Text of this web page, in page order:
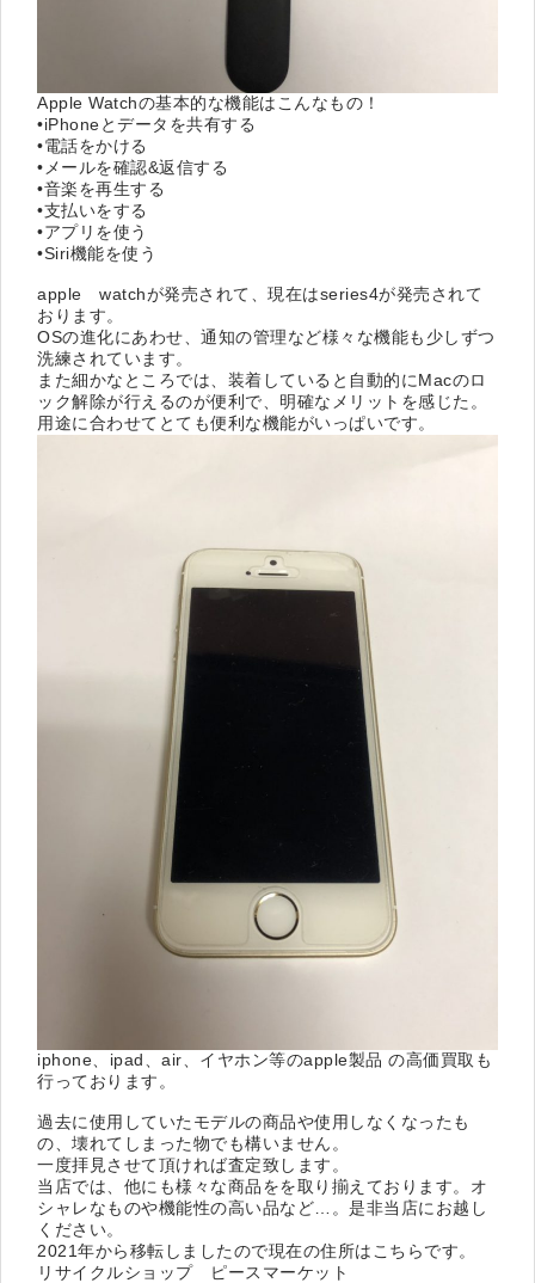
Apple Watchの基本的な機能はこんなもの！
•iPhoneとデータを共有する
•電話をかける
•メールを確認&返信する
•音楽を再生する
•支払いをする
•アプリを使う
•Siri機能を使う
apple watchが発売されて、現在はseries4が発売されて
おります。
OSの進化にあわせ、通知の管理など様々な機能も少しずつ
洗練されています。
また細かなところでは、装着していると自動的にMacのロ
ック解除が行えるのが便利で、明確なメリットを感じた。
用途に合わせてとても便利な機能がいっぱいです。
iphone、ipad、air、イヤホン等のapple製品 の高価買取も
行っております。
過去に使用していたモデルの商品や使用しなくなったも
の、壊れてしまった物でも構いません。
一度拝見させて頂ければ査定致します。
当店では、他にも様々な商品をを取り揃えております。オ
シャレなものや機能性の高い品など…。是非当店にお越し
ください。
2021年から移転しましたので現在の住所はこちらです。
リサイクルショップ ピースマーケット